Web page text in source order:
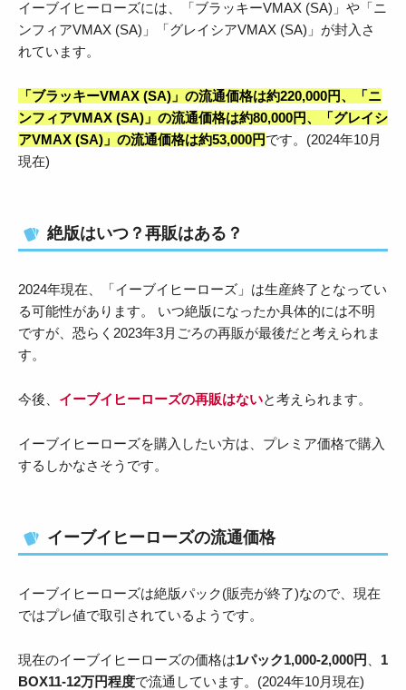
イーブイヒーローズには、「ブラッキーVMAX (SA)」や「ニ
ンフィアVMAX (SA)」「グレイシアVMAX (SA)」が封入さ
れています。
「ブラッキーVMAX (SA) 」の流通価格は約220,000円、 「ニ
ンフィアVMAX (SA) 」の流通価格は約80,000円、 「グレイシ
アVMAX (SA) 」の流通価格は約53,000円です。(2024年10月
現在)
絶版はいつ？再販はある？
2024年現在、「イーブイヒーローズ」は生産終了となってい
る可能性があります。 いつ絶版になったか具体的には不明
ですが、恐らく2023年3月ごろの再販が最後だと考えられま
す。
今後、 イーブイヒーローズの再販はないと考えられます。
イーブイヒーローズを購入したい方は、プレミア価格で購入
するしかなさそうです。
イーブイヒーローズの流通価格
イーブイヒーローズは絶版パック(販売が終了)なので、現在
ではプレ値で取引されているようです。
現在のイーブイヒーローズの価格は1パック1,000-2,000円
1
BOX11-12万円程度で流通しています。(2024年10月現在)